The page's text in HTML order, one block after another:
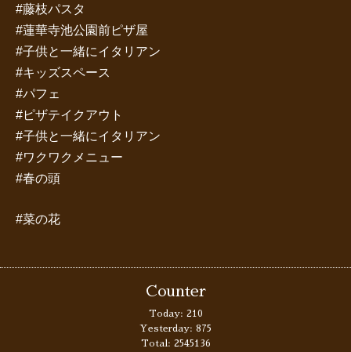
#藤枝パスタ
#蓮華寺池公園前ピザ屋
#子供と一緒にイタリアン
#キッズスペース
#パフェ
#ピザテイクアウト
#子供と一緒にイタリアン
#ワクワクメニュー
#春の頭
#菜の花
Counter
Today: 210
Yesterday: 875
Total: 2545136